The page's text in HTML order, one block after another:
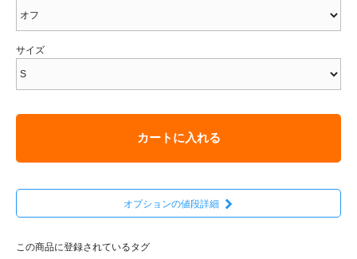
サイズ
カートに入れる
オプションの値段詳細
この商品に登録されているタグ